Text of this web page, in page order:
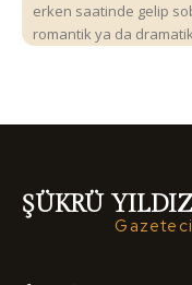
erken saatinde gelip
romantik ya da
ŞÜKRÜ YILDIZ
Gazeteci